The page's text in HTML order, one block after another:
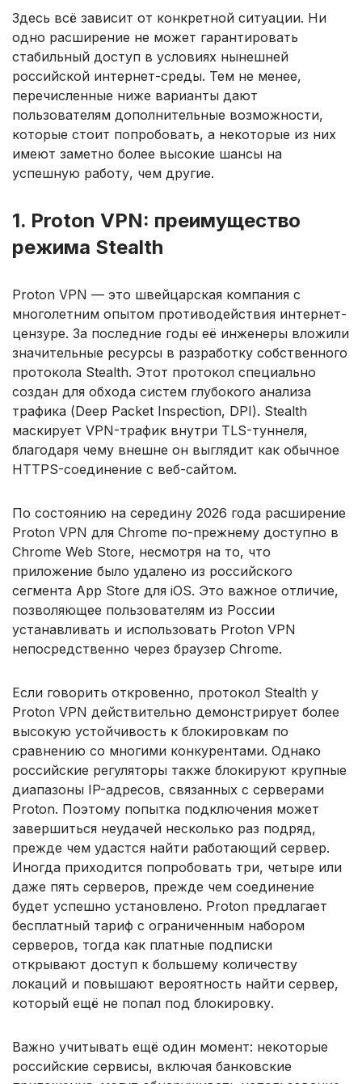
Здесь всё зависит от конкретной ситуации. Ни
одно расширение не может гарантировать
стабильный доступ в условиях нынешней
российской интернет-среды. Тем не менее,
перечисленные ниже варианты дают
пользователям дополнительные возможности,
которые стоит попробовать, а некоторые из них
имеют заметно более высокие шансы на
успешную работу, чем другие.
1. Proton VPN: преимущество
режима Stealth
Proton VPN — это швейцарская компания с
многолетним опытом противодействия интернет-
цензуре. За последние годы её инженеры вложили
значительные ресурсы в разработку собственного
протокола Stealth. Этот протокол специально
создан для обхода систем глубокого анализа
трафика (Deep Packet Inspection, DPI). Stealth
маскирует VPN-трафик внутри TLS-туннеля,
благодаря чему внешне он выглядит как обычное
HTTPS-соединение с веб-сайтом.
По состоянию на середину 2026 года расширение
Proton VPN для Chrome по-прежнему доступно в
Chrome Web Store, несмотря на то, что
приложение было удалено из российского
сегмента App Store для iOS. Это важное отличие,
позволяющее пользователям из России
устанавливать и использовать Proton VPN
непосредственно через браузер Chrome.
Если говорить откровенно, протокол Stealth у
Proton VPN действительно демонстрирует более
высокую устойчивость к блокировкам по
сравнению со многими конкурентами. Однако
российские регуляторы также блокируют крупные
диапазоны IP-адресов, связанных с серверами
Proton. Поэтому попытка подключения может
завершиться неудачей несколько раз подряд,
прежде чем удастся найти работающий сервер.
Иногда приходится попробовать три, четыре или
даже пять серверов, прежде чем соединение
будет успешно установлено. Proton предлагает
бесплатный тариф с ограниченным набором
серверов, тогда как платные подписки
открывают доступ к большему количеству
локаций и повышают вероятность найти сервер,
который ещё не попал под блокировку.
Важно учитывать ещё один момент: некоторые
российские сервисы, включая банковские